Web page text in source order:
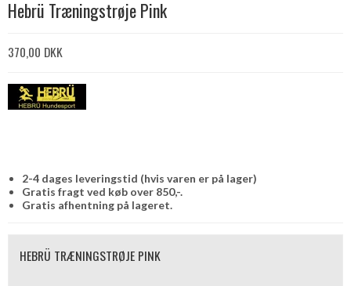
Hebrü Træningstrøje Pink
370,00 DKK
2-4 dages leveringstid (hvis varen er på lager)
Gratis fragt ved køb over 850,-.
Gratis afhentning på lageret.
HEBRÜ TRÆNINGSTRØJE PINK